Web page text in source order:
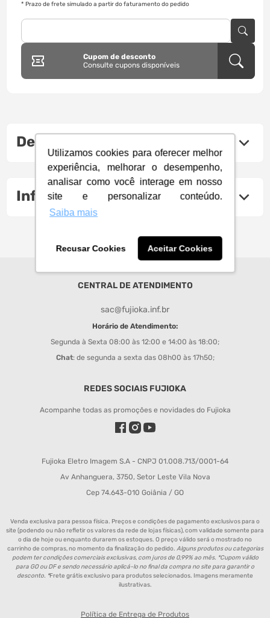
Utilizamos cookies para oferecer melhor
experiência, melhorar o desempenho,
analisar como você interage em nosso
site e personalizar conteúdo.
Saiba mais
Recusar Cookies Aceitar Cookies
* Prazo de frete simulado a partir do faturamento do pedido
Cupom de desconto
Consulte cupons disponíveis
Descrição do produto
Informações Técnicas
CENTRAL DE ATENDIMENTO
sac@fujioka.inf.br
Horário de Atendimento:
Segunda à Sexta 08:00 às 12:00 e 14:00 às 18:00;
Chat: de segunda a sexta das 08h00 às 17h50;
REDES SOCIAIS FUJIOKA
Acompanhe todas as promoções e novidades do Fujioka
Fujioka Eletro Imagem S.A - CNPJ 01.008.713/0001-64
Av Anhanguera, 3750, Setor Leste Vila Nova
Cep 74.643-010 Goiânia / GO
Venda exclusiva para pessoa física. Preços e condições de pagamento exclusivos para o
site (podendo ou não refletir os valores da rede de lojas físicas), com validade somente para
o dia de hoje ou enquanto durarem os estoques. O preço válido será o mostrado no
carrinho de compras, no momento da finalização do pedido. Alguns produtos ou categorias
podem ter condições comerciais exclusivas, com juros de 0,99% ao mês. *Cupom válido
para GO ou DF e sendo necessário aplicá-lo no final da compra no site para garantir o
desconto. *Frete grátis exclusivo para produtos selecionados. Imagens meramente
ilustrativas.
Política de Entrega de Produtos